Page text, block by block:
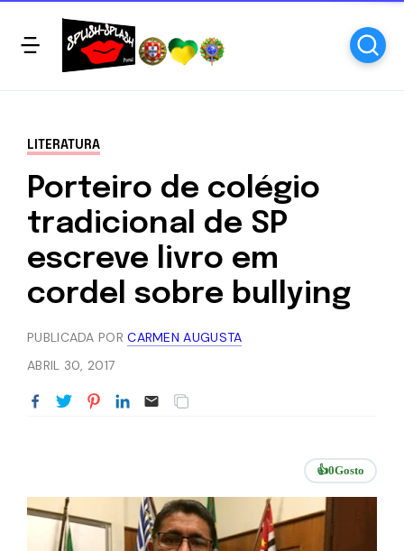
LITERATURA
Porteiro de colégio
tradicional de SP
escreve livro em
cordel sobre bullying
PUBLICADA PORCARMEN AUGUSTA
ABRIL 30, 2017
👍0Gosto